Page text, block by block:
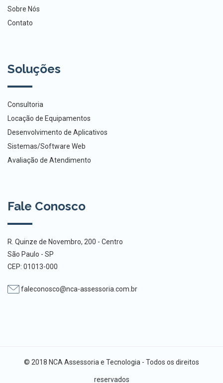
Sobre Nós
Contato
Soluções
Consultoria
Locação de Equipamentos
Desenvolvimento de Aplicativos
Sistemas/Software Web
Avaliação de Atendimento
Fale Conosco
R. Quinze de Novembro, 200 - Centro
São Paulo - SP
CEP: 01013-000
faleconosco@nca-assessoria.com.br
© 2018 NCA Assessoria e Tecnologia - Todos os direitos
reservados